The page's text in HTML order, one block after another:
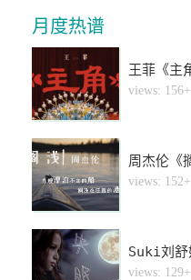
月度热谱
1views: 156+
2views: 152+
3views: 129+